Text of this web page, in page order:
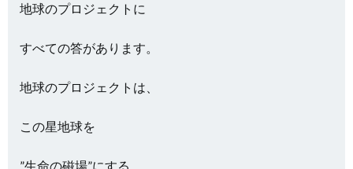
地球のプロジェクトに
すべての答があります。
地球のプロジェクトは、
この星地球を
”生命の磁場”にする